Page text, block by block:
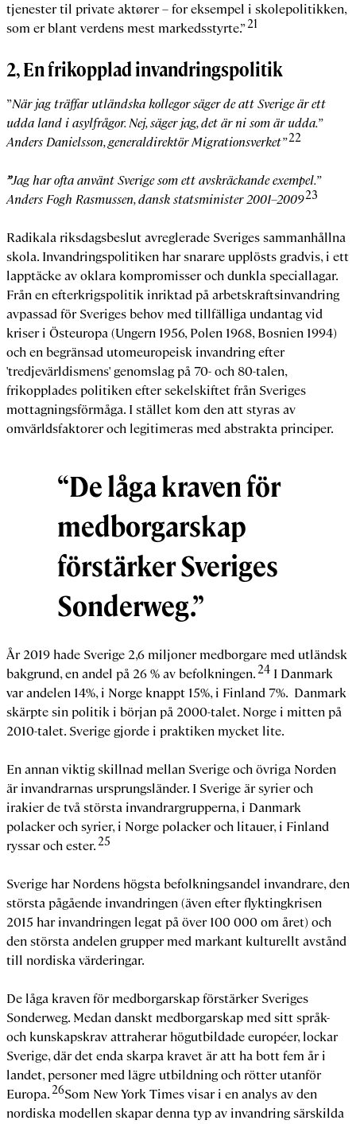
tjenester til private aktører – for eksempel i skolepolitikken,
som er blant verdens mest markedsstyrte.”21
2, En frikopplad invandringspolitik
”När jag träffar utländska kollegor säger de att Sverige är ett
udda land i asylfrågor. Nej, säger jag, det är ni som är udda.”
Anders Danielsson, generaldirektör Migrationsverket”22
”Jag har ofta använt Sverige som ett avskräckande exempel.”
Anders Fogh Rasmussen, dansk statsminister 2001–200923
Radikala riksdagsbeslut avreglerade Sveriges sammanhållna
skola. Invandringspolitiken har snarare upplösts gradvis, i ett
lapptäcke av oklara kompromisser och dunkla speciallagar.
Från en efterkrigspolitik inriktad på arbetskraftsinvandring
avpassad för Sveriges behov med tillfälliga undantag vid
kriser i Östeuropa (Ungern 1956, Polen 1968, Bosnien 1994)
och en begränsad utomeuropeisk invandring efter
'tredjevärldismens' genomslag på 70- och 80-talen,
frikopplades politiken efter sekelskiftet från Sveriges
mottagningsförmåga. I stället kom den att styras av
omvärldsfaktorer och legitimeras med abstrakta principer.
“De låga kraven för
medborgarskap
förstärker Sveriges
Sonderweg.”
År 2019 hade Sverige 2,6 miljoner medborgare med utländsk
bakgrund, en andel på 26 % av befolkningen.24 I Danmark
var andelen 14%, i Norge knappt 15%, i Finland 7%. Danmark
skärpte sin politik i början på 2000-talet. Norge i mitten på
2010-talet. Sverige gjorde i praktiken mycket lite.
En annan viktig skillnad mellan Sverige och övriga Norden
är invandrarnas ursprungsländer. I Sverige är syrier och
irakier de två största invandrargrupperna, i Danmark
polacker och syrier, i Norge polacker och litauer, i Finland
ryssar och ester.25
Sverige har Nordens högsta befolkningsandel invandrare, den
största pågående invandringen (även efter flyktingkrisen
2015 har invandringen legat på över 100 000 om året) och
den största andelen grupper med markant kulturellt avstånd
till nordiska värderingar.
De låga kraven för medborgarskap förstärker Sveriges
Sonderweg. Medan danskt medborgarskap med sitt språk-
och kunskapskrav attraherar högutbildade européer, lockar
Sverige, där det enda skarpa kravet är att ha bott fem år i
landet, personer med lägre utbildning och rötter utanför
Europa.26Som New York Times visar i en analys av den
nordiska modellen skapar denna typ av invandring särskilda